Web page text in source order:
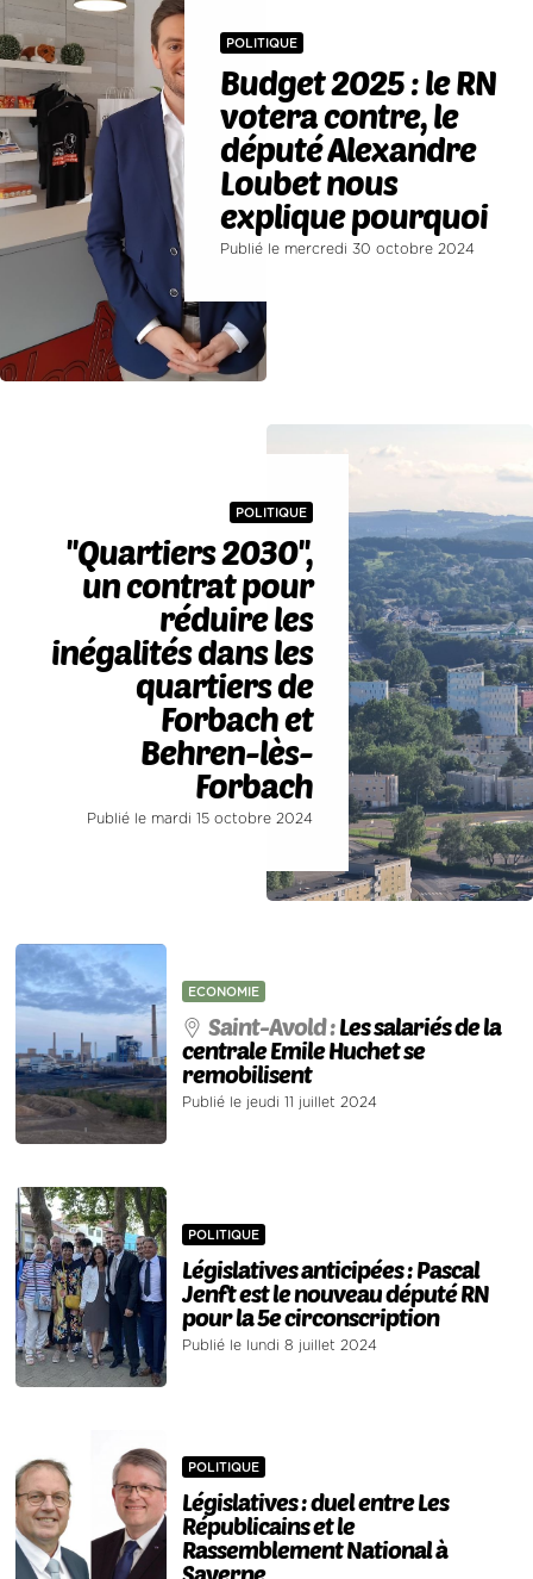
POLITIQUE
Budget 2025 : le RN
votera contre, le
député Alexandre
Loubet nous
explique pourquoi
Publié le mercredi 30 octobre 2024
POLITIQUE
''Quartiers 2030'',
un contrat pour
réduire les
inégalités dans les
quartiers de
Forbach et
Behren-lès-
Forbach
Publié le mardi 15 octobre 2024
ECONOMIE
Saint-Avold :Les salariés de la
centrale Emile Huchet se
remobilisent
Publié le jeudi 11 juillet 2024
POLITIQUE
Législatives anticipées : Pascal
Jenft est le nouveau député RN
pour la 5e circonscription
Publié le lundi 8 juillet 2024
POLITIQUE
Législatives : duel entre Les
Républicains et le
Rassemblement National à
Saverne